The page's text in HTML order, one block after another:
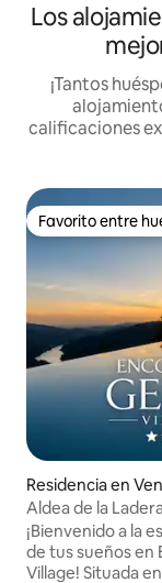
Los
¡Tantos
calificaciones
Favorito entre
Favorito entre
Residencia en
Aldea de la
¡Bienvenido a la
de tus sueños en
Village! Situada